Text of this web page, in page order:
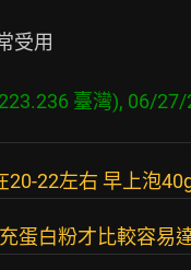
受用
22左右 早上泡
蛋白粉才比較容易